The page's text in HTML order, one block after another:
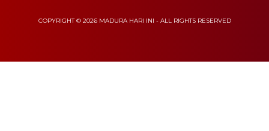
COPYRIGHT © 2026 MADURA HARI INI - ALL RIGHTS RESERVED